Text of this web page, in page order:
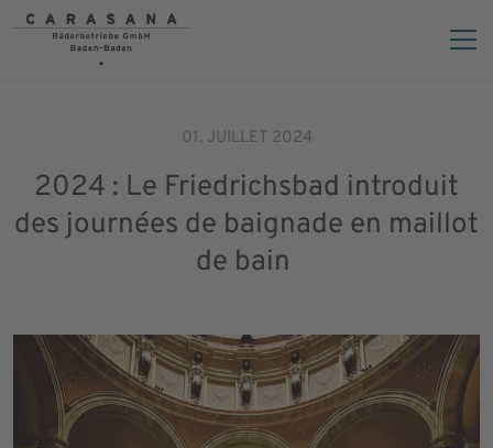
01. JUILLET 2024
2024 : Le Friedrichsbad introduit
des journées de baignade en maillot
de bain